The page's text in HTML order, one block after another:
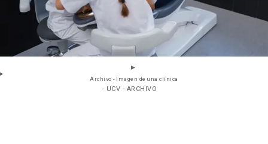
Archivo - Imagen de una clínica
- UCV - ARCHIVO